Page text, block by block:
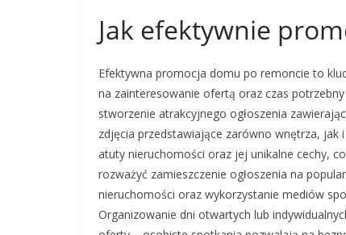
Jak efektywnie
Efektywna promocja domu po remoncie to
na zainteresowanie ofertą oraz czas
stworzenie atrakcyjnego ogłoszenia
zdjęcia przedstawiające zarówno wnętrza,
atuty nieruchomości oraz jej unikalne cechy,
rozważyć zamieszczenie ogłoszenia na
nieruchomości oraz wykorzystanie mediów
Organizowanie dni otwartych lub